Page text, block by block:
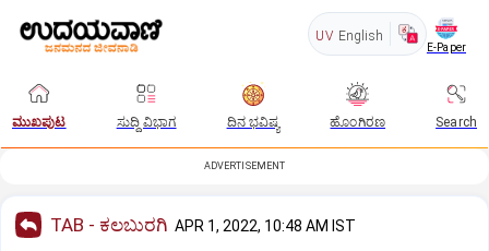
UV English
E-Paper
ಮುಖಪುಟ ಸುದ್ದಿ ವಿಭಾಗ ದಿನ ಭವಿಷ್ಯ ಹೊಂಗಿರಣ Search
ADVERTISEMENT
TAB - ಕಲಬುರಗಿ APR 1, 2022, 10:48 AM IST